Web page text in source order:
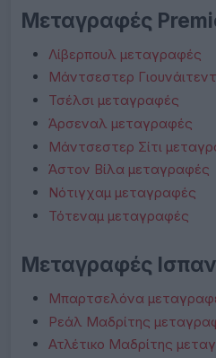
Μεταγραφές
Λίβερπουλ μεταγραφές
Μάντσεστερ
Τσέλσι μεταγραφές
Άρσεναλ μεταγραφές
Μάντσεστερ Σίτι
Άστον Βίλα μεταγραφές
Νότιγχαμ μεταγραφές
Τότεναμ μεταγραφές
Μεταγραφές
Μπαρτσελόνα
Ρεάλ Μαδρίτης
Ατλέτικο Μαδρίτης